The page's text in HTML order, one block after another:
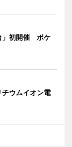
」初開催 ポケ
ウムイオン電